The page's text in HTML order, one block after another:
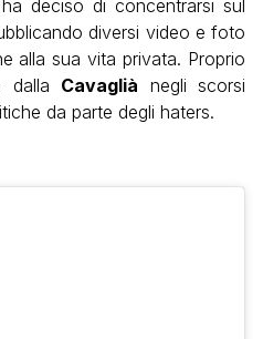
ha deciso di concentrarsi sul
diversi video e foto
alla sua vita privata. Proprio
dalla Cavaglià negli scorsi
da parte degli haters.